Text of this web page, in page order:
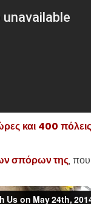
και 400
σπόρων της,